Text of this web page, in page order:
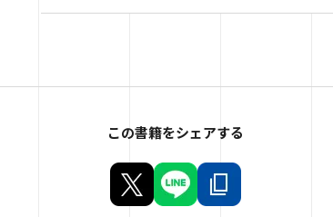
この書籍をシェアする